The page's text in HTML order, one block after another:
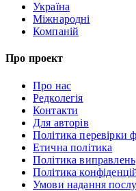
Україна
Міжнародні
Компаній
Про проект
Про нас
Редколегія
Контакти
Для авторів
Політика перевірки
Етична політика
Політика виправлень
Політика
Умови надання